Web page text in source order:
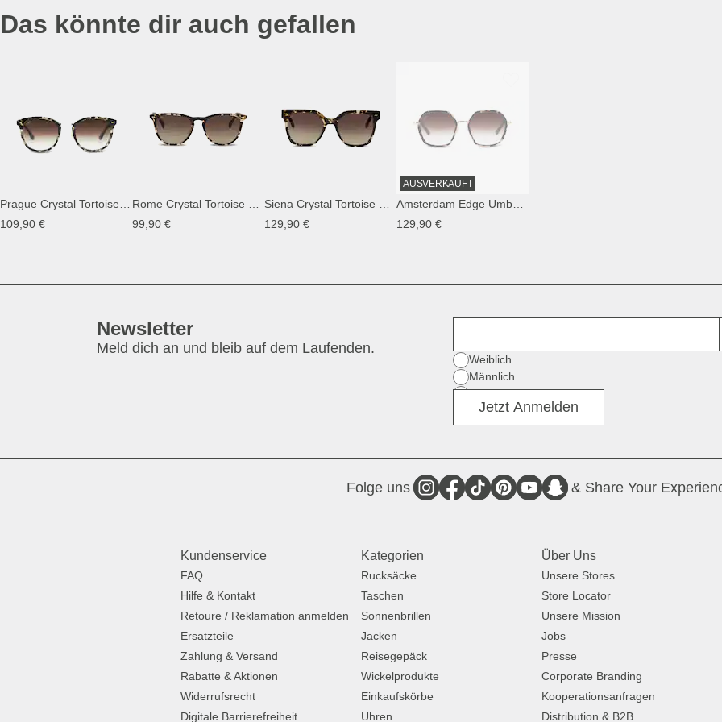
Das könnte dir auch gefallen
109,90 €
99,90 €
129,90 €
AUSVERKAUFT
129,90 €
Newsletter
Meld dich an und bleib auf dem Laufenden.
Geschlecht
Weiblich
Männlich
Divers
Jetzt Anmelden
Folge uns & Share Your
Kundenservice
FAQ
Hilfe & Kontakt
Retoure / Reklamation anmelden
Ersatzteile
Zahlung & Versand
Rabatte & Aktionen
Widerrufsrecht
Digitale Barrierefreiheit
Kategorien
Rucksäcke
Taschen
Sonnenbrillen
Jacken
Reisegepäck
Wickelprodukte
Einkaufskörbe
Uhren
Über Uns
Unsere Stores
Store Locator
Unsere Mission
Jobs
Presse
Corporate Branding
Kooperationsanfragen
Distribution & B2B